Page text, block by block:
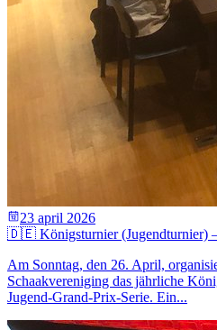
23 april 2026
🇩🇪 Königsturnier (Jugendturnier)
Am Sonntag, den 26. April,
Schaakvereniging das jährliche
Jugend-Grand-Prix-Serie. Ein...